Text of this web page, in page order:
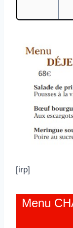
[irp]
Menu